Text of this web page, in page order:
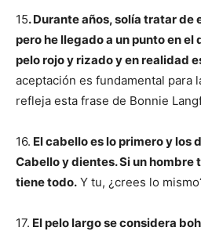
15. Durante años, solía tratar
pero he llegado a un punto en el
pelo rojo y rizado y en realidad
aceptación es fundamental para
refleja esta frase de Bonnie
16. El cabello es lo primero y los
Cabello y dientes. Si un hombre
tiene todo. Y tu, ¿crees lo
17. El pelo largo se considera